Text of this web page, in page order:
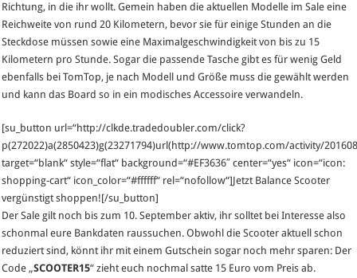
Richtung, in die ihr wollt. Gemein haben die aktuellen Modelle im Sale eine
Reichweite von rund 20 Kilometern, bevor sie für einige Stunden an die
Steckdose müssen sowie eine Maximalgeschwindigkeit von bis zu 15
Kilometern pro Stunde. Sogar die passende Tasche gibt es für wenig Geld
ebenfalls bei TomTop, je nach Modell und Größe muss die gewählt werden
und kann das Board so in ein modisches Accessoire verwandeln.
[su_button url=“http://clkde.tradedoubler.com/click?
p(272022)a(2850423)g(23271794)url(http://www.tomtop.com/activity/
target=“blank“ style=“flat“ background=“#EF3636″ center=“yes“ icon=“icon:
shopping-cart“ icon_color=“#ffffff“ rel=“nofollow“]Jetzt Balance Scooter
vergünstigt shoppen![/su_button]
Der Sale gilt noch bis zum 10. September aktiv, ihr solltet bei Interesse also
schonmal eure Bankdaten raussuchen. Obwohl die Scooter aktuell schon
reduziert sind, könnt ihr mit einem Gutschein sogar noch mehr sparen: Der
Code „SCOOTER15“ zieht euch nochmal satte 15 Euro vom Preis ab.